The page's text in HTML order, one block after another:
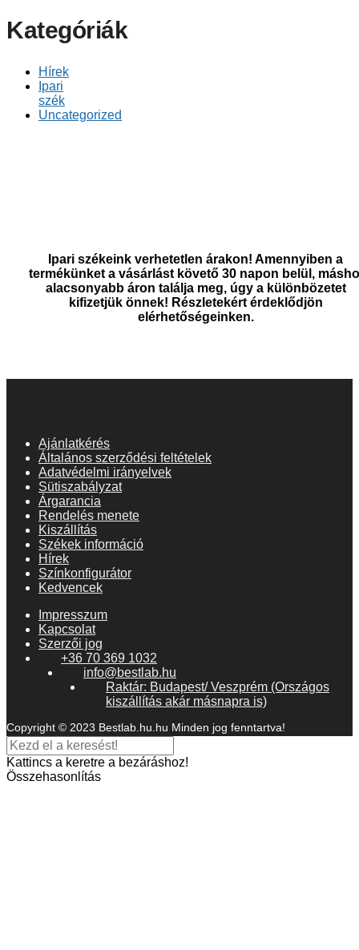
Kategóriák
Hírek
Ipari
szék
Uncategorized
Ipari székeink verhetetlen árakon! Amennyiben a
termékünket a vásárlást követő 30 napon belül,
alacsonyabb áron találja meg, úgy a különbözetet
kifizetjük önnek! Részletekért érdeklődjön
elérhetőségeinken.
Ajánlatkérés
Általános szerződési feltételek
Adatvédelmi irányelvek
Sütiszabályzat
Árgarancia
Rendelés menete
Kiszállítás
Székek információ
Hírek
Színkonfigurátor
Kedvencek
Impresszum
Kapcsolat
Szerzői jog
+36 70 369 1032
info@bestlab.hu
Raktár: Budapest/ Veszprém (Országos
kiszállítás akár másnapra is)
Copyright © 2023 Bestlab.hu.hu Minden jog fenntartva!
Kattincs a keretre a bezáráshoz!
Összehasonlítás